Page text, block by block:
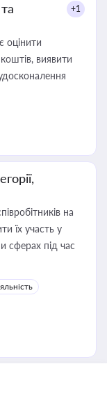
+1
оцінити
виявити
на
їх участь у
сферах під час